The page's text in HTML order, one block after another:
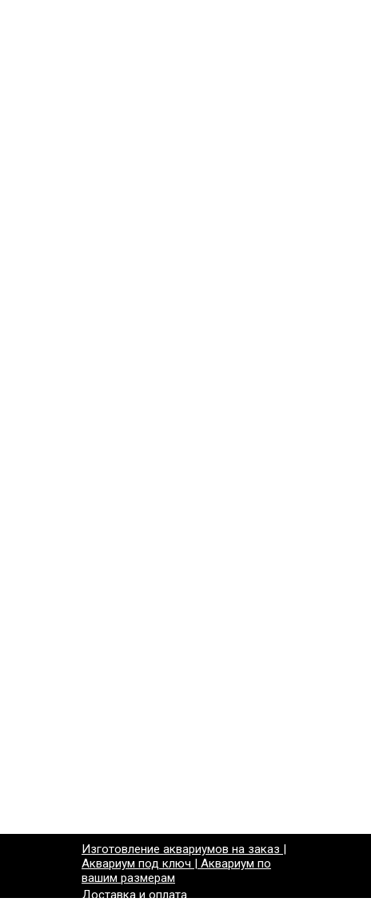
Изготовление аквариумов на заказ |
Аквариум под ключ | Аквариум по
вашим размерам
Доставка и оплата